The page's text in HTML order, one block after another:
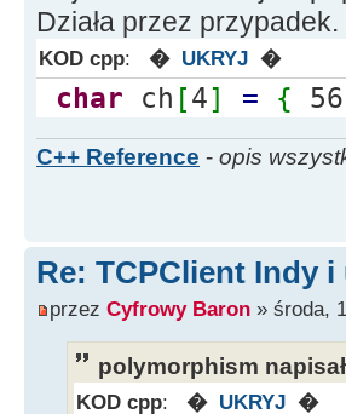
Działa przez
KOD cpp: � UKRYJ �
char ch [4] = {
C++ Reference - opis
Re: TCPClient Indy
przez Cyfrowy Baron » środa,
polymorphism
KOD cpp: � UKRYJ �